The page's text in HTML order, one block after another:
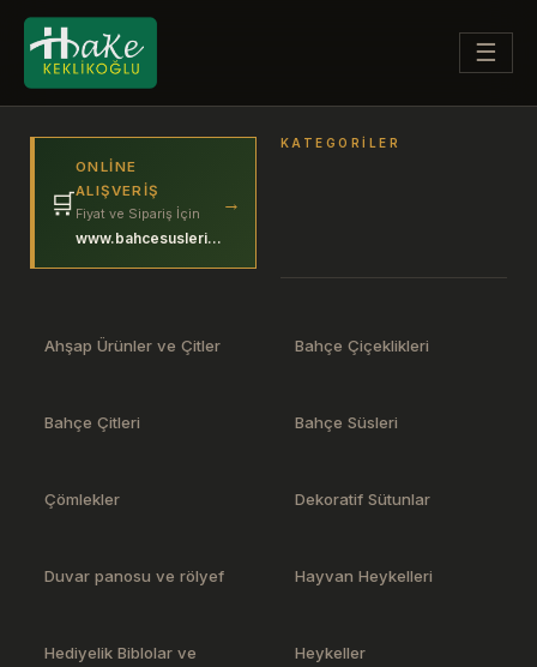
☰
🛒
ONLINE
ALIŞVERIŞ
Fiyat ve Sipariş İçin
www.bahcesuslerim.com
→
KATEGORILER
Ahşap Ürünler ve Çitler Bahçe Çiçeklikleri
Bahçe Çitleri Bahçe Süsleri
Çömlekler Dekoratif Sütunlar
Duvar panosu ve rölyef Hayvan Heykelleri
Hediyelik Biblolar ve
Heykeller